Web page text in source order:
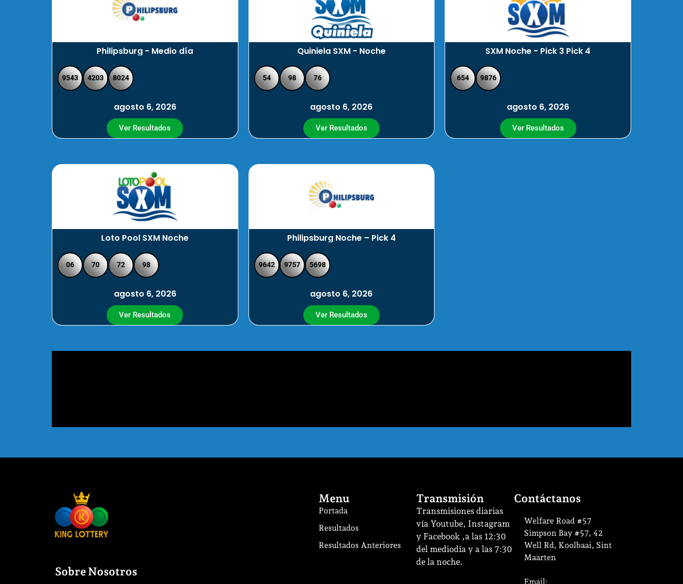
Philipsburg - Medio día Quiniela SXM - Noche SXM Noche - Pick 3 Pick 4
9543 4203 8024
agosto 6, 2026
54 98 76
agosto 6, 2026
654 9876
agosto 6, 2026
Ver Resultados Ver Resultados Ver Resultados
Loto Pool SXM Noche Philipsburg Noche – Pick 4
06 70 72 98
agosto 6, 2026
9642 9757 5698
agosto 6, 2026
Ver Resultados Ver Resultados
Sobre Nosotros
Menu
Portada
Resultados
Resultados Anteriores
Transmisión
Transmisiones diarias
vía Youtube, Instagram
y Facebook ,a las 12:30
del mediodía y a las 7:30
de la noche.
Contáctanos
Welfare Road #57
Simpson Bay #57, 42
Well Rd, Koolbaai, Sint
Maarten
Email: